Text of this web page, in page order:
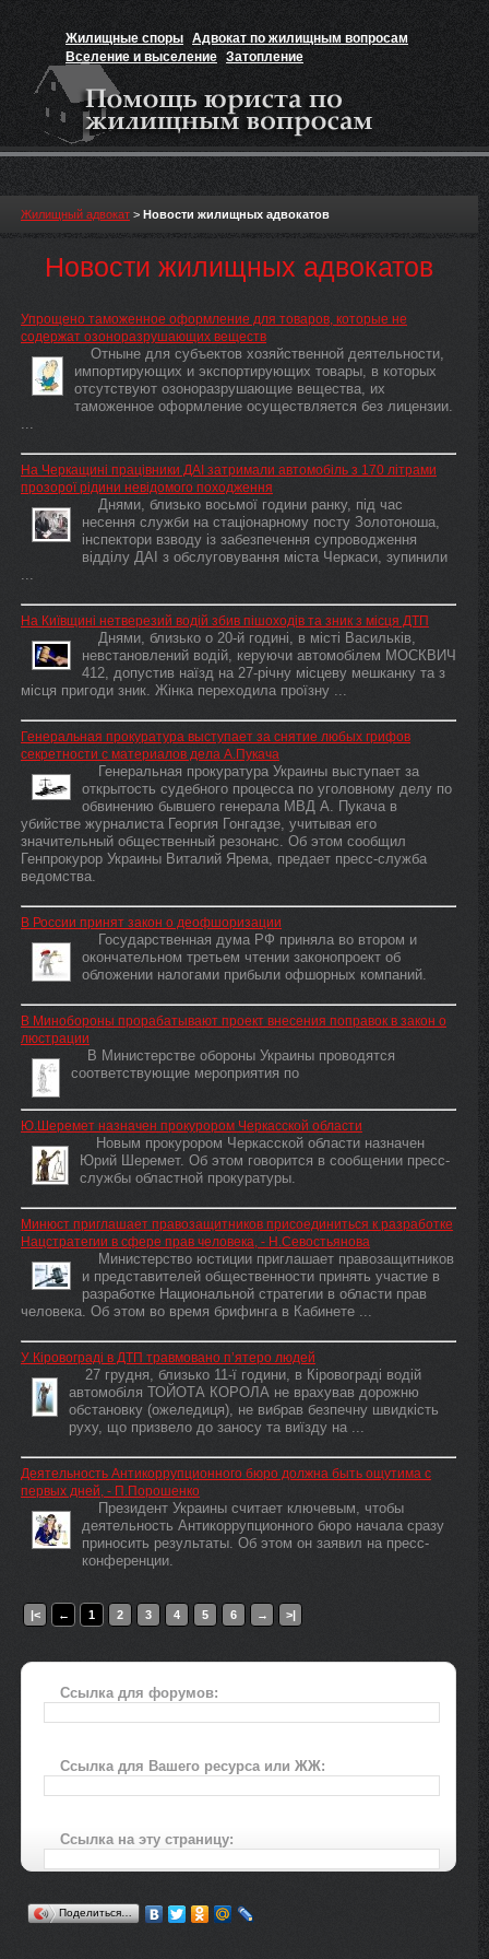
Жилищные споры Адвокат по жилищным вопросам
Вселение и выселение Затопление
Признание прав на жильё
Жилищный адвокат > Новости жилищных адвокатов
Новости жилищных адвокатов
Упрощено таможенное оформление для товаров, которые не
содержат озоноразрушающих веществ
Отныне для субъектов хозяйственной деятельности,
импортирующих и экспортирующих товары, в которых
отсутствуют озоноразрушающие вещества, их
таможенное оформление осуществляется без лицензии.
...
На Черкащині працівники ДАІ затримали автомобіль з 170 літрами
прозорої рідини невідомого походження
Днями, близько восьмої години ранку, під час
несення служби на стаціонарному посту Золотоноша,
інспектори взводу із забезпечення супроводження
відділу ДАІ з обслуговування міста Черкаси, зупинили
...
На Київщині нетверезий водій збив пішоходів та зник з місця ДТП
Днями, близько о 20-й годині, в місті Васильків,
невстановлений водій, керуючи автомобілем МОСКВИЧ
412, допустив наїзд на 27-річну місцеву мешканку та з
місця пригоди зник. Жінка переходила проїзну ...
Генеральная прокуратура выступает за снятие любых грифов
секретности с материалов дела А.Пукача
Генеральная прокуратура Украины выступает за
открытость судебного процесса по уголовному делу по
обвинению бывшего генерала МВД А. Пукача в
убийстве журналиста Георгия Гонгадзе, учитывая его
значительный общественный резонанс. Об этом сообщил
Генпрокурор Украины Виталий Ярема, предает пресс-служба
ведомства.
В России принят закон о деофшоризации
Государственная дума РФ приняла во втором и
окончательном третьем чтении законопроект об
обложении налогами прибыли офшорных компаний.
В Минобороны прорабатывают проект внесения поправок в закон о
люстрации
В Министерстве обороны Украины проводятся
соответствующие мероприятия по
Ю.Шеремет назначен прокурором Черкасской области
Новым прокурором Черкасской области назначен
Юрий Шеремет. Об этом говорится в сообщении пресс-
службы областной прокуратуры.
Минюст приглашает правозащитников присоединиться к разработке
Нацстратегии в сфере прав человека, - Н.Севостьянова
Министерство юстиции приглашает правозащитников
и представителей общественности принять участие в
разработке Национальной стратегии в области прав
человека. Об этом во время брифинга в Кабинете ...
У Кіровограді в ДТП травмовано п’ятеро людей
27 грудня, близько 11-ї години, в Кіровограді водій
автомобіля ТОЙОТА КОРОЛА не врахував дорожню
обстановку (ожеледиця), не вибрав безпечну швидкість
руху, що призвело до заносу та виїзду на ...
Деятельность Антикоррупционного бюро должна быть ощутима с
первых дней, - П.Порошенко
Президент Украины считает ключевым, чтобы
деятельность Антикоррупционного бюро начала сразу
приносить результаты. Об этом он заявил на пресс-
конференции.
|< ← 1 2 3 4 5 6 → >|
Ссылка для форумов:
Ссылка для Вашего ресурса или ЖЖ:
Ссылка на эту страницу:
Поделиться…